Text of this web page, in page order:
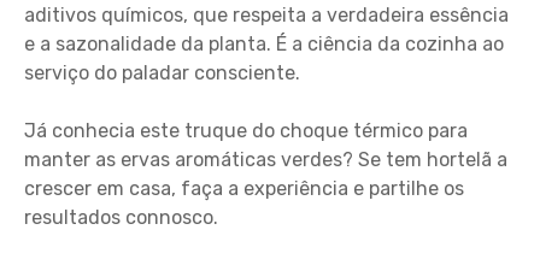
aditivos químicos, que respeita a verdadeira essência
e a sazonalidade da planta. É a ciência da cozinha ao
serviço do paladar consciente.
Já conhecia este truque do choque térmico para
manter as ervas aromáticas verdes? Se tem hortelã a
crescer em casa, faça a experiência e partilhe os
resultados connosco.